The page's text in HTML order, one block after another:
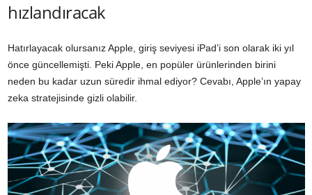
hızlandıracak
Hatırlayacak olursanız Apple, giriş seviyesi iPad’i son olarak iki yıl
önce güncellemişti. Peki Apple, en popüler ürünlerinden birini
neden bu kadar uzun süredir ihmal ediyor? Cevabı, Apple’ın yapay
zeka stratejisinde gizli olabilir.